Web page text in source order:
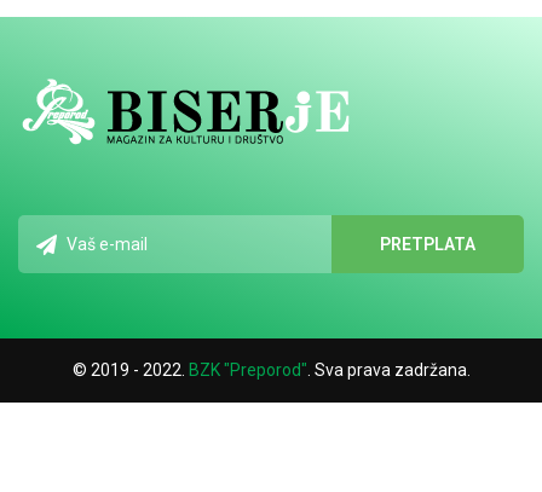
© 2019 - 2022. BZK "Preporod" . Sva prava zadržana.